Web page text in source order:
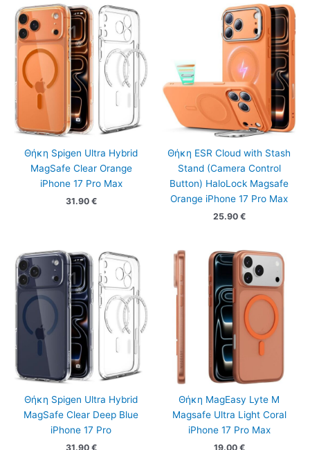
Θήκη Spigen Ultra Hybrid
MagSafe Clear Orange
iPhone 17 Pro Max
31.90 €
Θήκη ESR Cloud with Stash
Stand (Camera Control
Button) HaloLock Magsafe
Orange iPhone 17 Pro Max
25.90 €
Θήκη Spigen Ultra Hybrid
MagSafe Clear Deep Blue
iPhone 17 Pro
31.90 €
Θήκη MagEasy Lyte M
Magsafe Ultra Light Coral
iPhone 17 Pro Max
19.00 €